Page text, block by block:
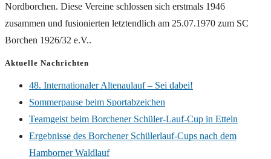
Nordborchen. Diese Vereine schlossen sich erstmals 1946
zusammen und fusionierten letztendlich am 25.07.1970 zum SC
Borchen 1926/32 e.V..
Aktuelle Nachrichten
48. Internationaler Altenaulauf – Sei dabei!
Sommerpause beim Sportabzeichen
Teamgeist beim Borchener Schüler-Lauf-Cup in Etteln
Ergebnisse des Borchener Schülerlauf-Cups nach dem
Hamborner Waldlauf